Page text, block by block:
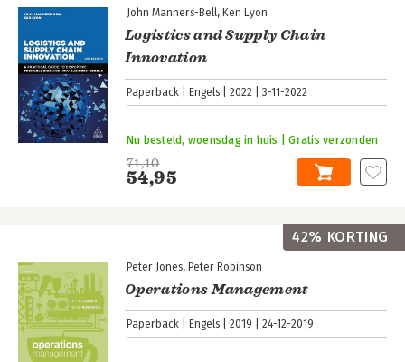
John Manners-Bell Ken Lyon
Logistics and Supply Chain
Innovation
Paperback Engels 2022 3-11-2022
71,10
54,95
Nu besteld, woensdag in huis | Gratis verzonden
Peter Jones Peter Robinson
Operations Management
Paperback Engels 2019 24-12-2019
42% KORTING